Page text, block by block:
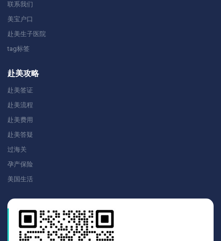
联系我们
美宝户口
赴美生子医院
tag标签
赴美攻略
赴美签证
赴美流程
赴美费用
赴美答疑
过海关
孕产保险
美国生活